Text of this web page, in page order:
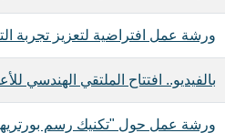
ورشة عمل افتراضية لتعزيز تجربة
بالفيديو.. افتتاح الملتقي الهندسي
ورشة عمل حول "تكنيك رسم